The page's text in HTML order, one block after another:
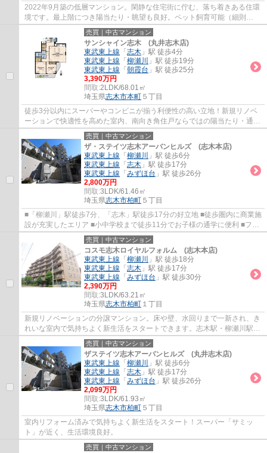
2022年9月築の低層マンション。閑静な住宅街に佇む、落ち着きある住環
境です。最上階につき陽当たり・眺望も良好。ペット飼育可能（細則
有）。大切な家族とともに、快適な新生活をスタ...
売買｜中古マンション
サンシャイン志木 (丸井志木店)
東武東上線 「 志木 」駅 徒歩4分
東武東上線 「 柳瀬川
」駅 徒歩19分
東武東上線 「 朝霞台 」駅 徒歩25分
3,390万円
間取:2LDK/68.01㎡
埼玉県志木市本町 ５丁目
徒歩3分以内にスーパーやコンビニが揃う利便性の高い立地！新規リノベ
ーションで快適性を高めた室内、南向き角住戸ならではの陽当たり・通風
良好な住空間、さらにペット飼育可能で大切...
売買｜中古マンション
ザ・ステイツ志木アーバンヒルズ (志木本店)
東武東上線 「 柳瀬川
」駅 徒歩6分
東武東上線 「 志木 」駅 徒歩17分
東武東上線 「 みずほ台 」駅 徒歩26分
2,800万円
間取:3LDK/61.46㎡
埼玉県志木市柏町 ５丁目
■「柳瀬川」駅徒歩7分、「志木」駅徒歩17分の好立地 ■徒歩圏内に商業施
設が充実したエリア ■小中学校まで徒歩11分でお子様の通学に便利 ■ファ
ミリーに嬉しい3LDK ■南向きにつき陽当た...
売買｜中古マンション
コスモ志木ロイヤルフォルム (志木本店)
東武東上線 「 柳瀬川
」駅 徒歩18分
東武東上線 「 志木 」駅 徒歩17分
東武東上線 「 みずほ台 」駅 徒歩30分
2,390万円
間取:3LDK/63.21㎡
埼玉県志木市柏町 １丁目
新規リノベーションの分譲マンション。床や壁、水回りまで一新され、き
れいな室内で気持ちよく新生活をスタートできます。志木駅・柳瀬川駅の
2駅が徒歩利用可能で、通勤・通学にも便利...
売買｜中古マンション
ザステイツ志木アーバンヒルズ (丸井志木店)
東武東上線 「 柳瀬川
」駅 徒歩6分
東武東上線 「 志木 」駅 徒歩17分
東武東上線 「 みずほ台 」駅 徒歩26分
2,099万円
間取:3LDK/61.93㎡
埼玉県志木市柏町 ５丁目
室内リフォーム済みで気持ちよく新生活をスタート！スーパー「サミッ
ト」が近く、生活環境良好。
売買｜中古マンション